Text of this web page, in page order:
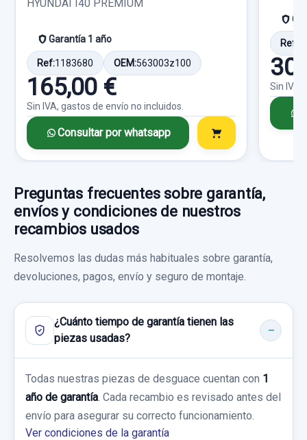
RETROVISOR IZQUIERDO PLATA 5 PINS
usado.
Garantía 1 año
40,00 €
HYUNDAI TUCSON (JM) 2.0 CRDI CAT
Ref:890895
30,00 €
Sin IVA, gastos de envío no incluidos.
Consultar por whatsapp
HYUNDAI I40 PREMIUM
Garantía 1 año
Ref:1183680 OEM:563003z100
165,00 €
Sin IVA, gastos de envío no incluidos.
Consultar por whatsapp
Ref:
Sin IVA,
Preguntas frecuentes sobre garantía,
envíos y condiciones de nuestros
recambios usados
Resolvemos las dudas más habituales sobre garantía,
devoluciones, pagos, envío y seguro de montaje.
¿Cuánto tiempo de garantía tienen las
piezas usadas?
Todas nuestras piezas de desguace cuentan con 1
año de garantía . Cada recambio es revisado antes del
envío para asegurar su correcto funcionamiento.
Ver condiciones de la garantía